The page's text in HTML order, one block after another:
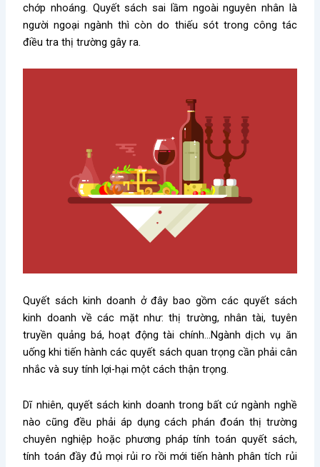
chớp nhoáng. Quyết sách sai lầm ngoài nguyên nhân là
người ngoại ngành thì còn do thiếu sót trong công tác
điều tra thị trường gây ra.
Quyết sách kinh doanh ở đây bao gồm các quyết sách
kinh doanh về các mặt như: thị trường, nhân tài, tuyên
truyền quảng bá, hoạt động tài chính…Ngành dịch vụ ăn
uống khi tiến hành các quyết sách quan trọng cần phải cân
nhắc và suy tính lợi-hại một cách thận trọng.
Dĩ nhiên, quyết sách kinh doanh trong bất cứ ngành nghề
nào cũng đều phải áp dụng cách phán đoán thị trường
chuyên nghiệp hoặc phương pháp tính toán quyết sách,
tính toán đầy đủ mọi rủi ro rồi mới tiến hành phân tích rủi